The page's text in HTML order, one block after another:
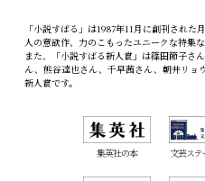
「小説すばる」は1987年11月に創刊され
人の意欲作、力のこもったユニークな特集
また、「小説すばる新人賞」は篠田節子さ
ん、熊谷達也さん、千早茜さん、朝井リョ
新人賞です。
集英社の本 文芸ス